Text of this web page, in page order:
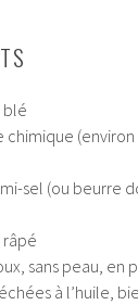
blé
chimique (environ
sel (ou beurre
râpé
sans peau, en
à l’huile,